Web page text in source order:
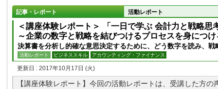
記事・レポート 活動レポート
＜講座体験レポート＞ 「一日で学ぶ 会計力と戦略思
～企業の数字と戦略を結びつけるプロセスを身につけ
決算書を分析し的確な意思決定するために、どう数字を読み、
活動レポート ビジネススキル アカウンティング・ファイナンス
更新日 : 2017年10月17日 (火)
【講座体験レポート】今回の活動レポートは、受講した方の